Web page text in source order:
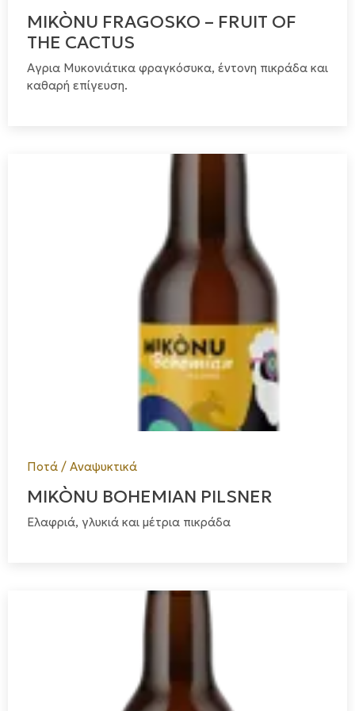
MIKÒNU FRAGOSKO – FRUIT OF
THE CACTUS
Αγρια Μυκονιάτικα φραγκόσυκα, έντονη πικράδα και
καθαρή επίγευση.
Ποτά / Αναψυκτικά
MIKÒNU BOHEMIAN PILSNER
Ελαφριά, γλυκιά και μέτρια πικράδα